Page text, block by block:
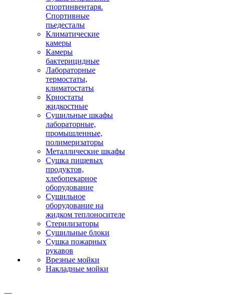
спортинвентаря.
Спортивные
пьедесталы
Климатические
камеры
Камеры
бактерицидные
Лабораторные
термостаты,
климатостаты
Криостаты
жидкостные
Сушильные шкафы
лабораторные,
промышленные,
полимеризаторы
Металлические шкафы
Сушка пищевых
продуктов,
хлебопекарное
оборудование
Сушильное
оборудование на
жидком теплоносителе
Стерилизаторы
Сушильные блоки
Сушка пожарных
рукавов
Врезные мойки
Накладные мойки